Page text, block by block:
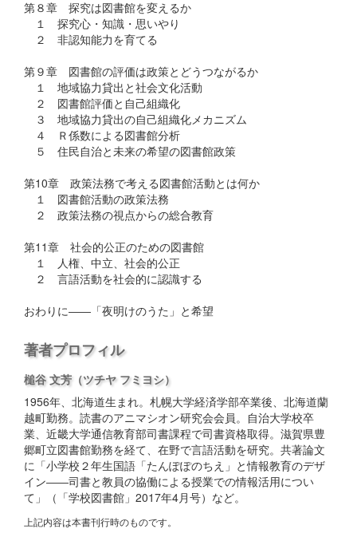
第８章 探究は図書館を変えるか
１ 探究心・知識・思いやり
２ 非認知能力を育てる
第９章 図書館の評価は政策とどうつながるか
１ 地域協力貸出と社会文化活動
２ 図書館評価と自己組織化
３ 地域協力貸出の自己組織化メカニズム
４ Ｒ係数による図書館分析
５ 住民自治と未来の希望の図書館政策
第10章 政策法務で考える図書館活動とは何か
１ 図書館活動の政策法務
２ 政策法務の視点からの総合教育
第11章 社会的公正のための図書館
１ 人権、中立、社会的公正
２ 言語活動を社会的に認識する
おわりに――「夜明けのうた」と希望
著者プロフィル
槌谷 文芳 （ツチヤ フミヨシ）
1956年、北海道生まれ。札幌大学経済学部卒業後、北海道蘭
越町勤務。読書のアニマシオン研究会会員。自治大学校卒
業、近畿大学通信教育部司書課程で司書資格取得。滋賀県豊
郷町立図書館勤務を経て、在野で言語活動を研究。共著論文
に「小学校２年生国語「たんぽぽのちえ」と情報教育のデザ
イン――司書と教員の協働による授業での情報活用につい
て」（「学校図書館」2017年4月号）など。
上記内容は本書刊行時のものです。